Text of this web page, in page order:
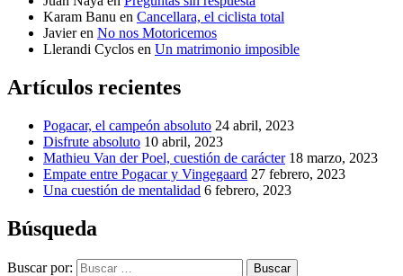
Karam Banu en Cancellara, el ciclista total
Javieren No nos Motoricemos
Llerandi Cyclos en Un matrimonio imposible
Artículos recientes
Pogacar, el campeón absoluto 24 abril, 2023
Disfrute absoluto 10 abril, 2023
Mathieu Van der Poel, cuestión de carácter 18 marzo, 2023
Empate entre Pogacar y Vingegaard 27 febrero, 2023
Una cuestión de mentalidad 6 febrero, 2023
Búsqueda
Buscar por: Buscar